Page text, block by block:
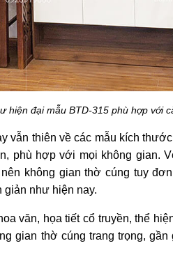
hiện đại mẫu BTD-315 phù hợp với
vẫn thiên về các mẫu kích
phù hợp với mọi không gian.
không gian thờ cúng tuy
như hiện nay.
văn, họa tiết cổ truyền, thể
gian thờ cúng trang trọng,